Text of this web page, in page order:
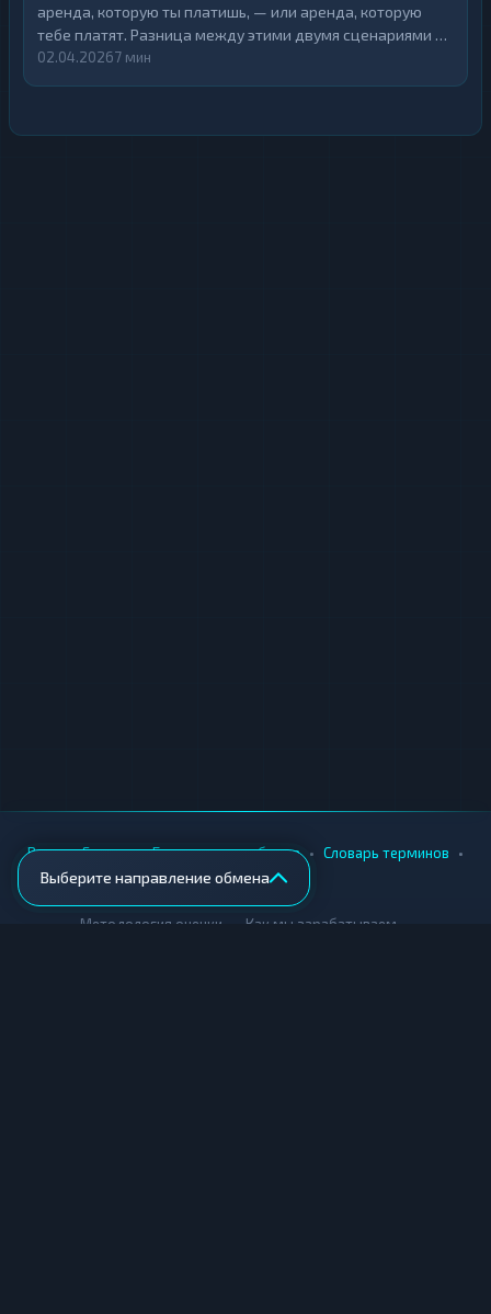
аренда, которую ты платишь, — или аренда, которую
тебе платят. Разница между этими двумя сценариями —
жизнь в демо-версии мира или в полной.
02.04.20267 мин
Выберите направление обмена
Вики • Города • Безопасность обмена • Словарь терминов •
AML-проверка
Методология оценки Как мы зарабатываем